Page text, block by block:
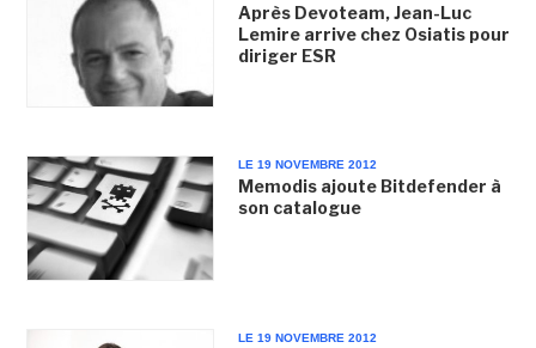
Après Devoteam, Jean-Luc
Lemire arrive chez Osiatis pour
diriger ESR
LE 19 NOVEMBRE 2012
Memodis ajoute Bitdefender à
son catalogue
LE 19 NOVEMBRE 2012